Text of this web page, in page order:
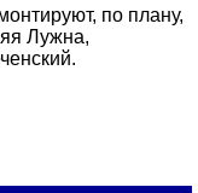
по плану,
Лужна,